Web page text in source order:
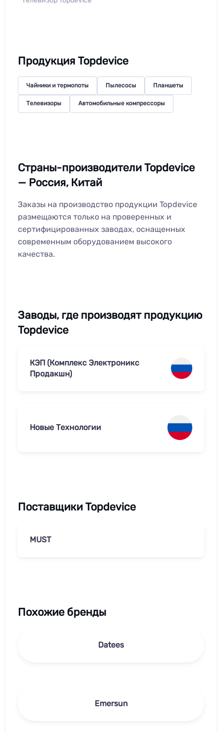
Продукция Topdevice
Чайники и термопоты Пылесосы Планшеты
Телевизоры Автомобильные компрессоры
Страны-производители Topdevice
— Россия, Китай
Заказы на производство продукции Topdevice
размещаются только на проверенных и
сертифицированных заводах, оснащенных
современным оборудованием высокого
качества.
Заводы, где производят продукцию
Topdevice
КЭП (Комплекс Электроникс
Продакшн)
Новые Технологии
Поставщики Topdevice
MUST
Похожие бренды
Datees
Emersun